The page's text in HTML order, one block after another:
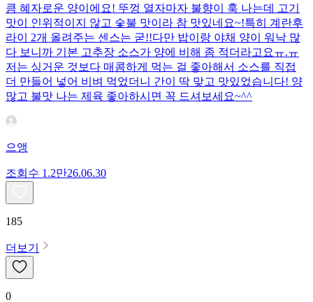
큼 혜자로운 양이에요! 뚜껑 열자마자 불향이 훅 나는데 고기
맛이 인위적이지 않고 숯불 맛이라 참 맛있네요~!특히 계란후
라이 2개 올려주는 센스는 굳!! ​다만 밥이랑 야채 양이 워낙 많
다 보니까 기본 고추장 소스가 양에 비해 좀 적더라고요ㅠ.ㅠ
저는 싱거운 것보다 매콤하게 먹는 걸 좋아해서 소스를 직접
더 만들어 넣어 비벼 먹었더니 간이 딱 맞고 맛있었습니다! 양
많고 불맛 나는 제육 좋아하시면 꼭 드셔보세요~^^
으앵
조회수 1.2만26.06.30
185
더보기
0